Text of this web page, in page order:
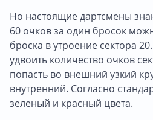
Но настоящие дартсмены
60 очков за один бросок
броска в утроение сектора
удвоить количество очков
попасть во внешний узкий
внутренний. Согласно
зеленый и красный цвета.